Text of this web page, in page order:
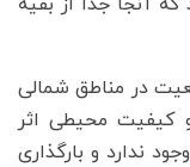
در مناطق شمالی
محیطی اثر
ندارد و بارگذاری